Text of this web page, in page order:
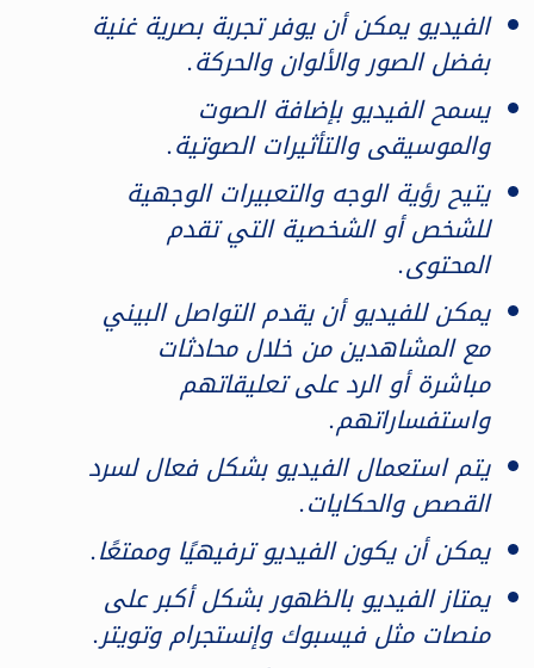
الفيديو يمكن أن يوفر تجربة بصرية غنية
بفضل الصور والألوان والحركة.
يسمح الفيديو بإضافة الصوت
والموسيقى والتأثيرات الصوتية.
يتيح رؤية الوجه والتعبيرات الوجهية
للشخص أو الشخصية التي تقدم
المحتوى.
يمكن للفيديو أن يقدم التواصل البيني
مع المشاهدين من خلال محادثات
مباشرة أو الرد على تعليقاتهم
واستفساراتهم.
يتم استعمال الفيديو بشكل فعال لسرد
القصص والحكايات.
يمكن أن يكون الفيديو ترفيهيًا وممتعًا.
يمتاز الفيديو بالظهور بشكل أكبر على
منصات مثل فيسبوك وإنستجرام وتويتر.